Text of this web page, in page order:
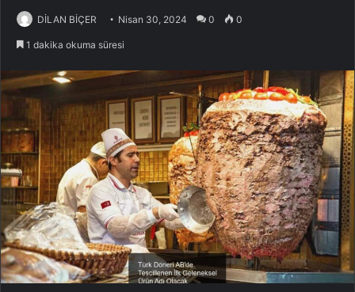
DİLAN BİÇER Nisan 30, 2024 0 0
1 dakika okuma süresi